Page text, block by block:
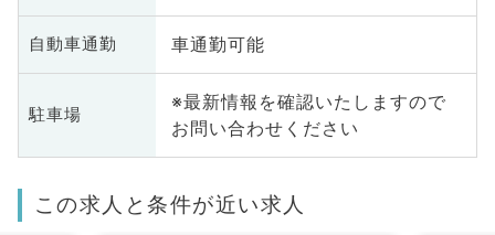
自動車通勤 車通勤可能
駐車場
※最新情報を確認いたしますので
お問い合わせください
この求人と条件が近い求人